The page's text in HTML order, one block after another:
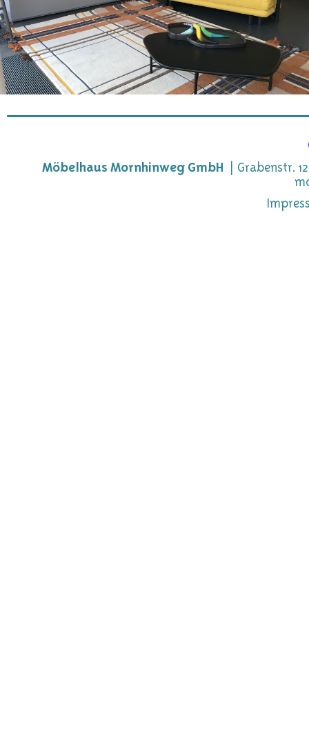
Möbelhaus Mornhinweg GmbH
Grabenstr.